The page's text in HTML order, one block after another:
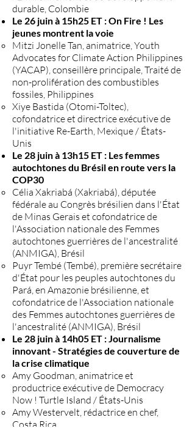
durable, Colombie
Le 26 juin à 15h25 ET : On Fire ! Les
jeunes montrent la voie
Mitzi Jonelle Tan, animatrice, Youth
Advocates for Climate Action Philippines
(YACAP), conseillère principale, Traité de
non-prolifération des combustibles
fossiles, Philippines
Xiye Bastida (Otomi-Toltec),
cofondatrice et directrice exécutive de
l'initiative Re-Earth, Mexique / États-
Unis
Le 28 juin à 13h15 ET : Les femmes
autochtones du Brésil en route vers la
COP30
Célia Xakriabá (Xakriabá), députée
fédérale au Congrès brésilien dans l'État
de Minas Gerais et cofondatrice de
l'Association nationale des Femmes
autochtones guerrières de l'ancestralité
(ANMIGA), Brésil
Puyr Tembé (Tembé), première secrétaire
d'État pour les peuples autochtones du
Pará, en Amazonie brésilienne, et
cofondatrice de l'Association nationale
des Femmes autochtones guerrières de
l'ancestralité (ANMIGA), Brésil
Le 28 juin à 14h05 ET : Journalisme
innovant - Stratégies de couverture de
la crise climatique
Amy Goodman, animatrice et
productrice exécutive de Democracy
Now ! Turtle Island / États-Unis
Amy Westervelt, rédactrice en chef,
Costa Rica